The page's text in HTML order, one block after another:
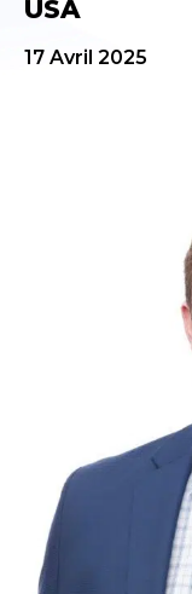
USA
17 Avril 2025